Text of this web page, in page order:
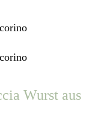
Wurst aus